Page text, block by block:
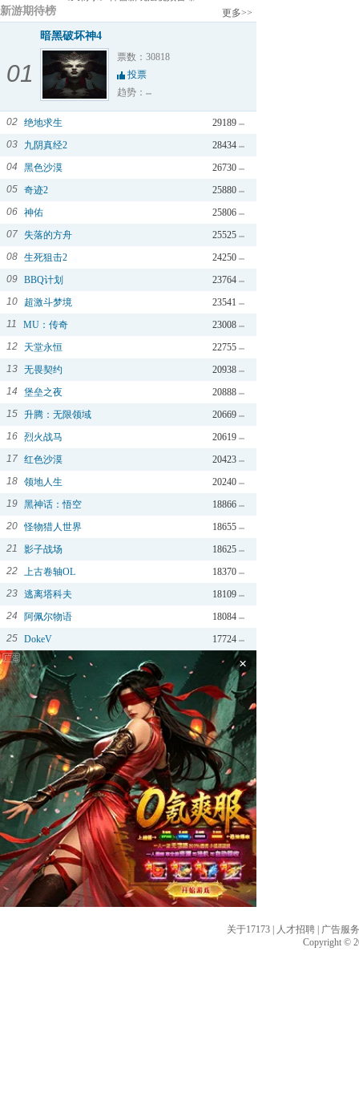
新游期待榜 更多>>
01
暗黑破坏神4
票数：30818
投票
趋势：
02 29189
绝地求生
03
28434
九阴真经2
04
26730
黑色沙漠
05
25880
奇迹2
06
25806
神佑
07
25525
失落的方舟
08
24250
生死狙击2
09
23764
BBQ计划
10
23541
超激斗梦境
11
23008
MU：传奇
12
22755
天堂永恒
13
20938
无畏契约
14
20888
堡垒之夜
15
20669
升腾：无限领域
16
20619
烈火战马
17
20423
红色沙漠
18
20240
领地人生
19
18866
黑神话：悟空
20
18655
怪物猎人世界
21
18625
影子战场
22
18370
上古卷轴OL
23
18109
逃离塔科夫
24
18084
阿佩尔物语
25
17724
DokeV
×
关于17173 人才招聘
广告服务
Copyright ©